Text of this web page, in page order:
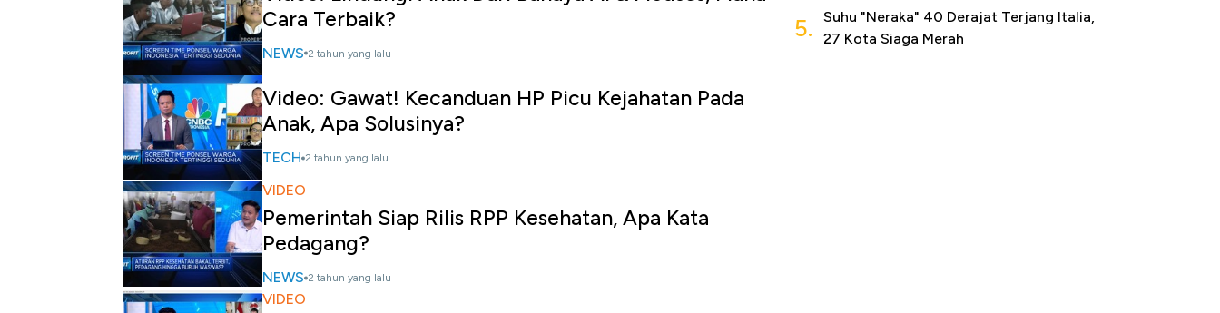
Cara Terbaik?
NEWS 2 tahun yang lalu
Video: Gawat! Kecanduan HP Picu Kejahatan Pada
Anak, Apa Solusinya?
TECH 2 tahun yang lalu
VIDEO
Pemerintah Siap Rilis RPP Kesehatan, Apa Kata
Pedagang?
NEWS 2 tahun yang lalu
VIDEO
5.
Suhu "Neraka" 40 Derajat Terjang Italia,
27 Kota Siaga Merah